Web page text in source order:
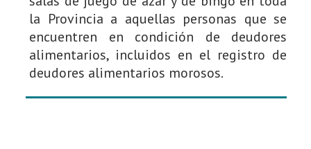
la Provincia a aquellas personas que se
encuentren en condición de deudores
alimentarios, incluidos en el registro de
deudores alimentarios morosos.